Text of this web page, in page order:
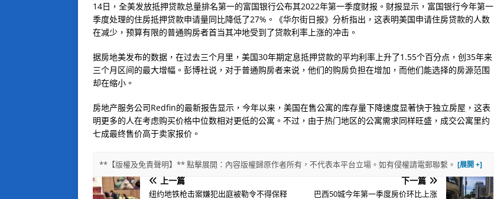
14日，全美发放抵押贷款总量排名第一的富国银行公布其2022年第一季度财报。财报显示，富国银行今年第一
季度处理的住房抵押贷款申请量同比降低了27%。《华尔街日报》分析指出，这表明美国申请住房贷款的人数
在减少，预算有限的普通购房者首当其冲地受到了贷款利率上涨的冲击。
据房地美发布的数据，在过去三个月里，美国30年期定息抵押贷款的平均利率上升了1.55个百分点，创35年来
三个月区间的最大增幅。彭博社说，对于普通购房者来说，他们的购房负担在增加，而他们能选择的房源范围
却在缩小。
房地产服务公司Redfin的最新报告显示，今年以来，美国在售公寓的库存量下降速度显著快于独立房屋，这表
明更多的人在考虑购买价格中位数相对更低的公寓。不过，由于热门地区的公寓需求同样旺盛，成交公寓里约
七成最终售价高于卖家报价。
**【版權及免責聲明】** 點擊展開：內容版權歸原作者所有，不代表本平台立場。如有侵權請電郵聯繫。
上一篇
纽约地铁枪击案嫌犯出庭被勒令不得保释
下一篇
巴西50城今年第一季度房价环比上涨